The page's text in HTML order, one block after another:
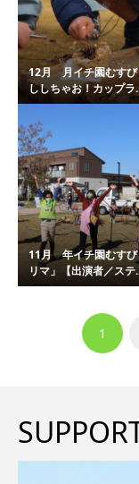
12月 月イチ園むす
ししちゃお！カップラ
11月 年イチ園むすび
リマ」【出演者／ステ
1